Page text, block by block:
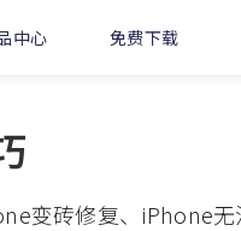
中心 免费下载
变砖修复、iPhone